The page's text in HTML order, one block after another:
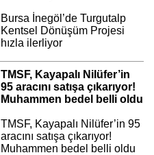
Bursa İnegöl’de Turgutalp
Kentsel Dönüşüm Projesi
hızla ilerliyor
TMSF, Kayapalı Nilüfer’in
95 aracını satışa çıkarıyor!
Muhammen bedel belli oldu
TMSF, Kayapalı Nilüfer’in 95
aracını satışa çıkarıyor!
Muhammen bedel belli oldu